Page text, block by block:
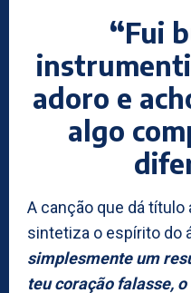
“Fui
adoro e
algo
A canção que dá título
sintetiza o espírito do
simplesmente um
teu coração falasse, o